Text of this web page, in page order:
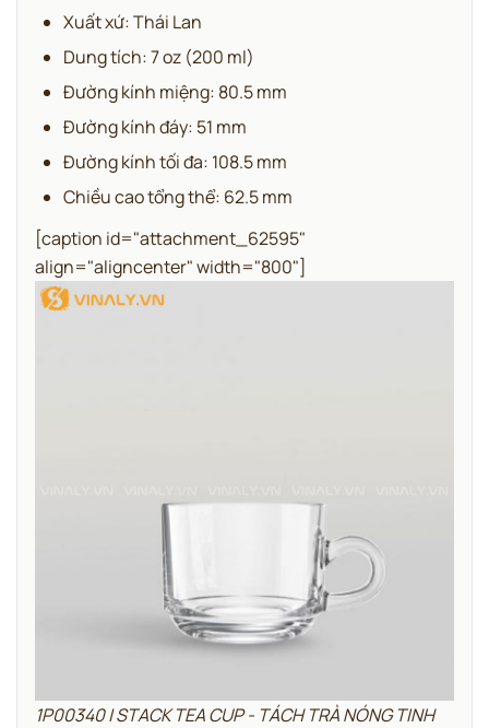
Xuất xứ: Thái Lan
Dung tích: 7 oz (200 ml)
Đường kính miệng: 80.5 mm
Đường kính đáy: 51 mm
Đường kính tối đa: 108.5 mm
Chiều cao tổng thể: 62.5 mm
[caption id="attachment_62595"
align="aligncenter" width="800"]
1P00340 | STACK TEA CUP - TÁCH TRÀ NÓNG TINH